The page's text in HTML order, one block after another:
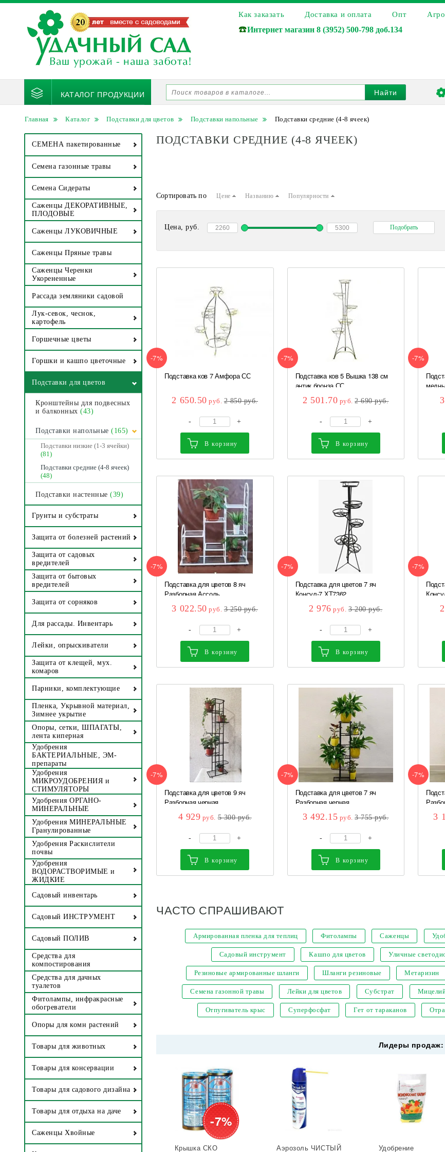
Как заказать Доставка и оплата Опт
☎️Интернет магазин 8 (3952) 500-798 доб.134
КАТАЛОГ ПРОДУКЦИИ Найти
Главная Каталог Подставки для цветов Подставки напольные Подставки средние (4-8 ячеек)
СЕМЕНА пакетированные
Семена газонные травы
Семена Сидераты
Саженцы ДЕКОРАТИВНЫЕ,
ПЛОДОВЫЕ
Саженцы ЛУКОВИЧНЫЕ
Саженцы Пряные травы
Саженцы Черенки
Укорененные
Рассада земляники садовой
Лук-севок, чеснок,
картофель
Горшечные цветы
Горшки и кашпо цветочные
Подставки для цветов
Кронштейны для подвесных
и балконных (43)
Подставки напольные (165)
Подставки низкие (1-3 ячейки)
(81)
Подставки средние (4-8 ячеек)
(48)
Подставки настенные (39)
Грунты и субстраты
Защита от болезней растений
Защита от садовых
вредителей
Защита от бытовых
вредителей
Защита от сорняков
Для рассады. Инвентарь
Лейки, опрыскиватели
Защита от клещей, мух.
комаров
Парники, комплектующие
Пленка, Укрывной материал,
Зимнее укрытие
Опоры, сетки, ШПАГАТЫ,
лента киперная
Удобрения
БАКТЕРИАЛЬНЫЕ, ЭМ-
препараты
Удобрения
МИКРОУДОБРЕНИЯ и
СТИМУЛЯТОРЫ
Удобрения ОРГАНО-
МИНЕРАЛЬНЫЕ
Удобрения МИНЕРАЛЬНЫЕ
Гранулированные
Удобрения Раскислители
почвы
Удобрения
ВОДОРАСТВОРИМЫЕ и
ЖИДКИЕ
Садовый инвентарь
Садовый ИНСТРУМЕНТ
Садовый ПОЛИВ
Средства для
компостирования
Средства для дачных
туалетов
Фитолампы, инфракрасные
обогреватели
Опоры для комн растений
Товары для животных
Товары для консервации
Товары для садового дизайна
Товары для отдыха на даче
Саженцы Хвойные
ПОДСТАВКИ СРЕДНИЕ (4-8 ЯЧЕЕК)
Сортировать по Цене Названию Популярности
Цена, руб.
-7%
Подставка ков 7 Амфора СС
2 650.50 руб. 2 850руб.
- +
В корзину
-7%
Подставка ков 5 Вышка 138 см
антик бронза СС
2 501.70 руб. 2 690руб.
- +
В корзину
-7%
-7%
Подставка для цветов 8 яч
Разборная Ассоль...
3 022.50 руб. 3 250руб.
- +
В корзину
-7%
Подставка для цветов 7 яч
Консул-7 ХТ7362
2 976 руб. 3 200руб.
- +
В корзину
-7%
-7%
Подставка для цветов 9 яч
Разборная черная ...
4 929 руб. 5 300руб.
- +
В корзину
-7%
Подставка для цветов 7 яч
Разборная черная ...
3 492.15 руб. 3 755руб.
- +
В корзину
-7%
3
ЧАСТО СПРАШИВАЮТ
Армированная пленка для теплиц Фитолампы Саженцы
Садовый инструмент Кашпо для цветов Уличные
Резиновые армированные шланги Шланги резиновые Метаризин
Семена газонной травы Лейки для цветов Субстрат
Отпугиватель крыс Суперфосфат Гет от тараканов
Лидеры продаж:
-7%
Крышка СКО
Аэрозоль ЧИСТЫЙ
Удобрение